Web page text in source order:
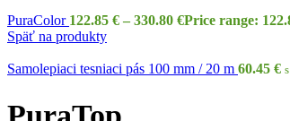
PuraColor 122.85 € – 330.80 €Price range:
Späť na produkty
Samolepiaci tesniaci pás 100 mm / 20 m 60.45 €